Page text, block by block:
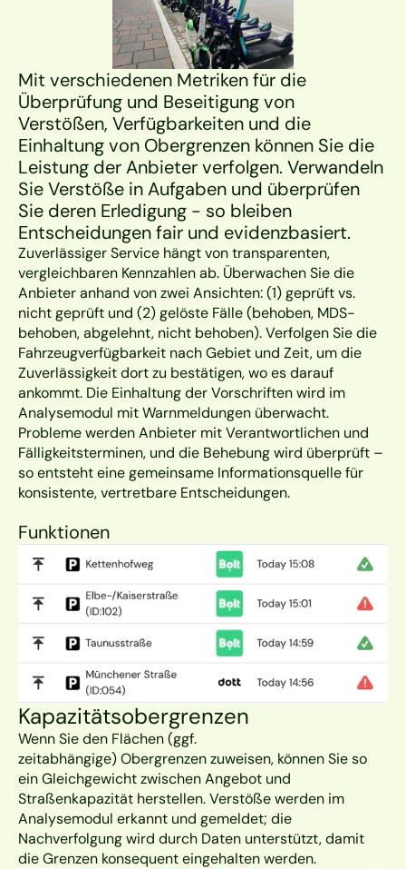
Mit verschiedenen Metriken für die
Überprüfung und Beseitigung von
Verstößen, Verfügbarkeiten und die
Einhaltung von Obergrenzen können Sie die
Leistung der Anbieter verfolgen. Verwandeln
Sie Verstöße in Aufgaben und überprüfen
Sie deren Erledigung - so bleiben
Entscheidungen fair und evidenzbasiert.
Zuverlässiger Service hängt von transparenten,
vergleichbaren Kennzahlen ab. Überwachen Sie die
Anbieter anhand von zwei Ansichten: (1) geprüft vs.
nicht geprüft und (2) gelöste Fälle (behoben, MDS-
behoben, abgelehnt, nicht behoben). Verfolgen Sie die
Fahrzeugverfügbarkeit nach Gebiet und Zeit, um die
Zuverlässigkeit dort zu bestätigen, wo es darauf
ankommt. Die Einhaltung der Vorschriften wird im
Analysemodul mit Warnmeldungen überwacht.
Probleme werden Anbieter mit Verantwortlichen und
Fälligkeitsterminen, und die Behebung wird überprüft –
so entsteht eine gemeinsame Informationsquelle für
konsistente, vertretbare Entscheidungen.
Funktionen
Kapazitätsobergrenzen
Wenn Sie den Flächen (ggf.
zeitabhängige) Obergrenzen zuweisen, können Sie so
ein Gleichgewicht zwischen Angebot und
Straßenkapazität herstellen. Verstöße werden im
Analysemodul erkannt und gemeldet; die
Nachverfolgung wird durch Daten unterstützt, damit
die Grenzen konsequent eingehalten werden.